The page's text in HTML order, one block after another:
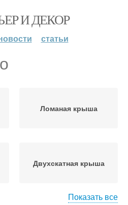
И ДЕКОР
статьи
Ломаная крыша
Двухскатная крыша
Показать все